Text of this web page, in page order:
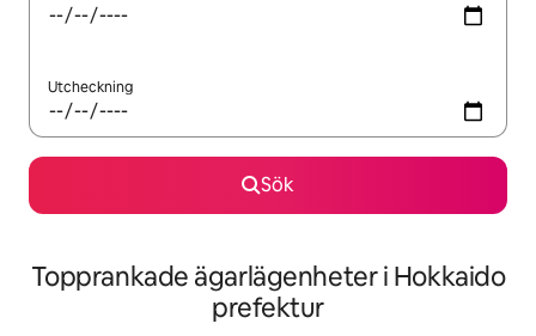
Utcheckning
Sök
Topprankade ägarlägenheter i Hokkaido
prefektur